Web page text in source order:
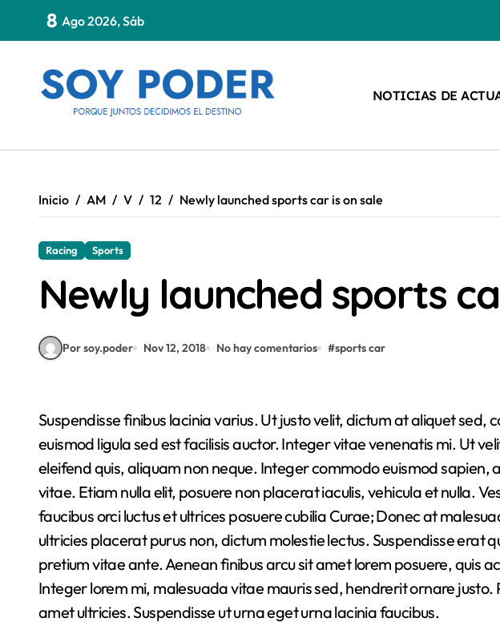
contenido
8 Ago 2026, Sáb
NOTICIAS DE
Inicio AM V 12 Newly launched sports car is on sale
Racing Sports
Newly launched sports
Por soy.poder Nov 12, 2018 No hay comentarios #sports car
Suspendisse finibus lacinia varius. Ut justo velit, dictum at aliquet sed, congue ut sapien. Nullam
euismod ligula sed est facilisis auctor. Integer vitae venenatis mi. Ut
eleifend quis, aliquam non neque. Integer commodo euismod
vitae. Etiam nulla elit, posuere non placerat iaculis, vehicula et nulla.
faucibus orci luctus et ultrices posuere cubilia Curae; Donec at
ultricies placerat purus non, dictum molestie lectus. Suspendisse erat
pretium vitae ante. Aenean finibus arcu sit amet lorem posuere, quis
Integer lorem mi, malesuada vitae mauris sed, hendrerit ornare justo.
amet ultricies. Suspendisse ut urna eget urna lacinia faucibus.